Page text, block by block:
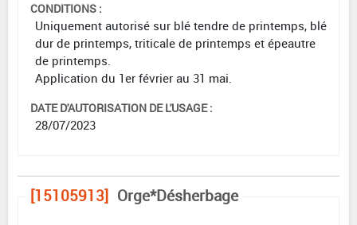
CONDITIONS :
Uniquement autorisé sur blé tendre de printemps, blé
dur de printemps, triticale de printemps et épeautre
de printemps.
Application du 1er février au 31 mai.
DATE D'AUTORISATION DE L'USAGE :
28/07/2023
[15105913] Orge*Désherbage